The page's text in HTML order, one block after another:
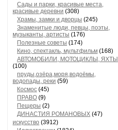
Сады и парки, красивые места,
красивые деревни (308)
Храмы, замки и дворцы (245)
Знаменитые люди, певцы, поэты,
музыканты, артисты (176)
Полезные советы (174)
Кино, спектакль, мультфильм (168)
АВТОМОБИЛИ, МОТОЦИКЛЫ, ЯХТЫ
(100)
пруды,озёра,моря,водоёмы,
водопады, реки (59)
Космос (45)
ПРАВО (9)
Пещеры (2)
ДИНАСТИЯ РОМАНОВЫХ (47)
искусство (3912)